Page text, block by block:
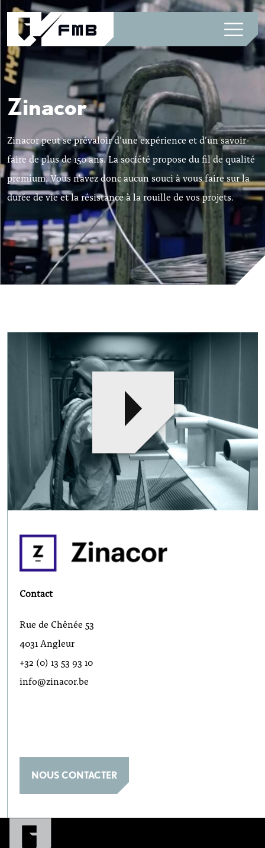
Zinacor
Zinacor peut se prévaloir d’une expérience et d’un savoir-
faire de plus de 150 ans. La société propose du fil de qualité
premium. Vous n'avez donc aucun souci à vous faire sur la
durée de vie et la résistance à la rouille de vos projets.
Contact
Rue de Chênée 53
4031 Angleur
+32 (0) 13 53 93 10
info@zinacor.be
NOUS CONTACTER